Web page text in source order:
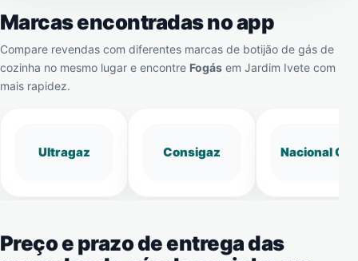
Marcas encontradas no app
Compare revendas com diferentes marcas de botijão de gás de
cozinha no mesmo lugar e encontre Fogás em Jardim Ivete com
mais rapidez.
Ultragaz Consigaz Nacional Gás
Preço e prazo de entrega das